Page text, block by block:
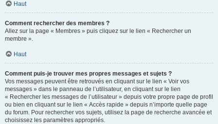
Haut
Comment rechercher des membres ?
Allez sur la page « Membres » puis cliquez sur le lien « Rechercher un
membre ».
Haut
Comment puis-je trouver mes propres messages et sujets ?
Vos messages peuvent être retrouvés en cliquant sur le lien « Voir vos
messages » dans le panneau de l’utilisateur, en cliquant sur le lien
« Rechercher les messages de l’utilisateur » depuis votre propre page de profil
ou bien en cliquant sur le lien « Accès rapide » depuis n’importe quelle page
du forum. Pour rechercher vos sujets, utilisez la page de recherche avancée et
choisissez les paramètres appropriés.